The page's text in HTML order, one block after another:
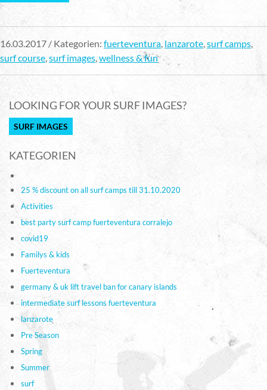
16.03.2017 / Kategorien: fuerteventura, lanzarote,surf camps,
surf course,surf images,wellness & fun
LOOKING FOR YOUR SURF IMAGES?
SURF IMAGES
KATEGORIEN
25 % discount on all surf camps till 31.10.2020
Activities
best party surf camp fuerteventura corralejo
covid19
Familys & kids
Fuerteventura
germany & uk lift travel ban for canary islands
intermediate surf lessons fuerteventura
lanzarote
Pre Season
Spring
Summer
surf